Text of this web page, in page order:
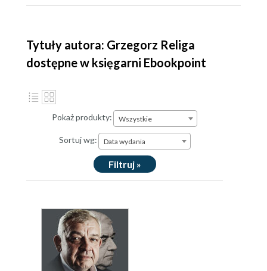
Tytuły autora: Grzegorz Religa
dostępne w księgarni Ebookpoint
Pokaż produkty: Wszystkie
Sortuj wg: Data wydania
Filtruj »